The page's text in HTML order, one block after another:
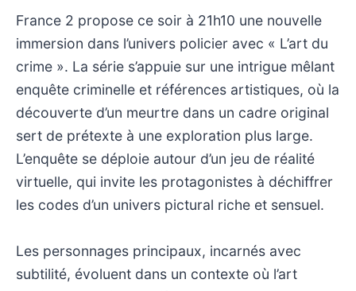
France 2 propose ce soir à 21h10 une nouvelle
immersion dans l’univers policier avec « L’art du
crime ». La série s’appuie sur une intrigue mêlant
enquête criminelle et références artistiques, où la
découverte d’un meurtre dans un cadre original
sert de prétexte à une exploration plus large.
L’enquête se déploie autour d’un jeu de réalité
virtuelle, qui invite les protagonistes à déchiffrer
les codes d’un univers pictural riche et sensuel.
Les personnages principaux, incarnés avec
subtilité, évoluent dans un contexte où l’art